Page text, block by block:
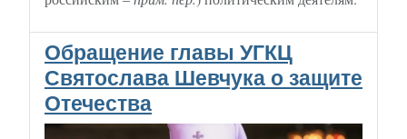
Обращение главы УГКЦ
Святослава Шевчука о защите
Отечества